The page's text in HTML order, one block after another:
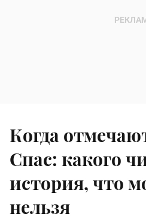
Когда
Спас: какого
история, что
нельзя